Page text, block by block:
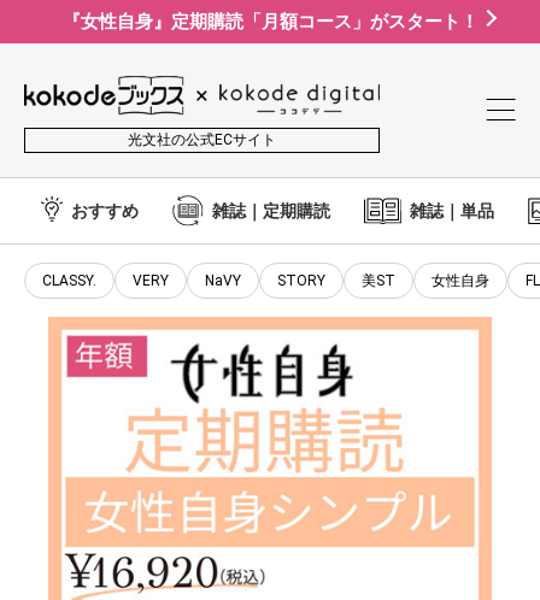
『女性自身』定期購読「月額コース」がスタート！
光文社の公式ECサイト
おすすめ 雑誌｜定期購読 雑誌｜単品
CLASSY. VERY NaVY STORY 美ST 女性自身